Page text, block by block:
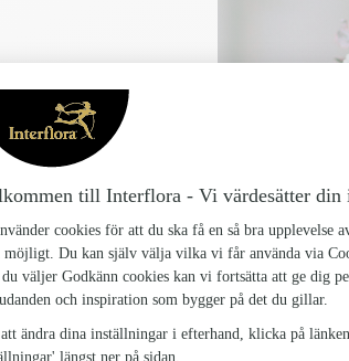
– floristiskt
60 åren.
tillsammans
stunderna i livet
livets alla
när du mist